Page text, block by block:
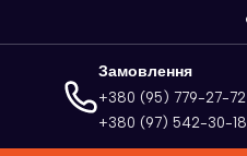
Замовлення
+380 (95) 779-27-72
+380 (97) 542-30-18